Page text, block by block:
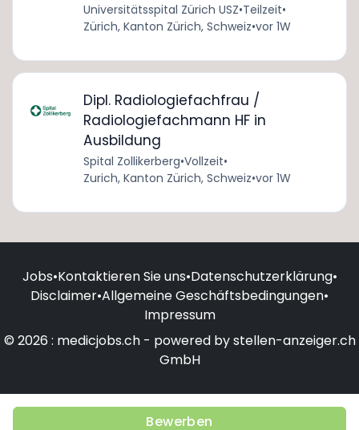
Bewerben
Universitätsspital Zürich USZ•Teilzeit•
Zürich, Kanton Zürich, Schweiz•vor 1W
Dipl. Radiologiefachfrau /
Radiologiefachmann HF in
Ausbildung
Spital Zollikerberg•Vollzeit•
Zurich, Kanton Zürich, Schweiz•vor 1W
Jobs•Kontaktieren Sie uns•Datenschutzerklärung•
Disclaimer•Allgemeine Geschäftsbedingungen•
Impressum
© 2026 : medicjobs.ch - powered by stellen-anzeiger.ch
GmbH